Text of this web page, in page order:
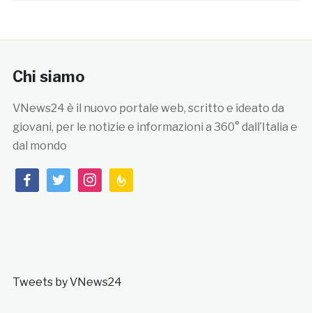
Chi siamo
VNews24 è il nuovo portale web, scritto e ideato da
giovani, per le notizie e informazioni a 360° dall’Italia e
dal mondo
facebooktwitterinstagramfeedburner
Tweets by VNews24